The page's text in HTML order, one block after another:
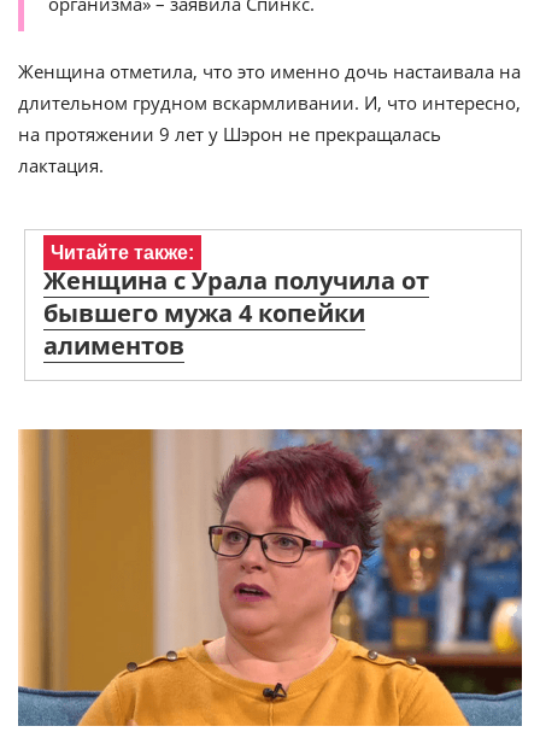
Женщина отметила, что это именно дочь настаивала на
длительном грудном вскармливании. И, что интересно,
на протяжении 9 лет у Шэрон не прекращалась
лактация.
Читайте также:
Женщина с Урала получила от
бывшего мужа 4 копейки
алиментов